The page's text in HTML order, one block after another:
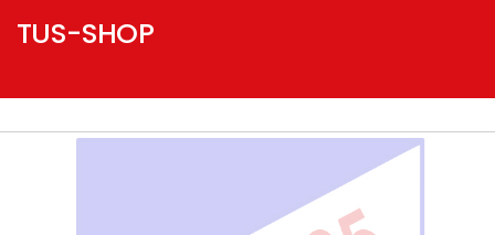
TUS-SHOP